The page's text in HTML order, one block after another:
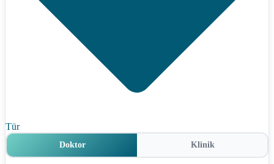
Tür
Doktor Klinik